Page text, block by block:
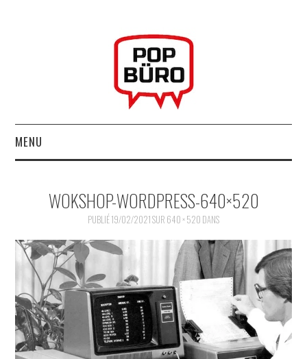
MENU
MUSIQUESACTUELLES.NET
GABBA GABBA HEY !
LES LABELS
INDÉPENDANTS
DOKO
WOKSHOP-WORDPRESS-640×520
PUBLIÉ19/02/2021SUR 640 × 520 DANS